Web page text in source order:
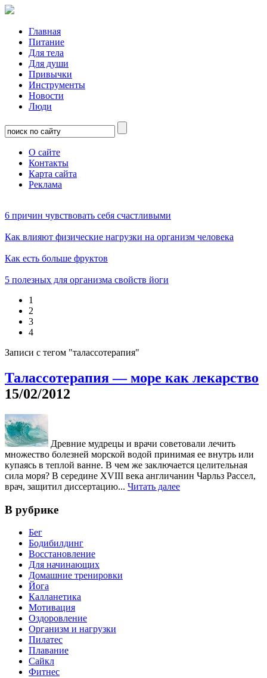
Главная
Питание
Для тела
Для души
Привычки
Инструменты
Новости
Люди
О сайте
Контакты
Карта сайта
Реклама
6 причин чувствовать себя счастливыми
Как влияют физические нагрузки на организм человека
Как есть больше фруктов
5 полезных для организма свойств йоги
1
2
3
4
Записи с тегом "талассотерапия"
Талассотерапия — море как лекарство
15/02/2012
Древние мудрецы и врачи советовали лечить
множество болезней морской водой принимая ее внутрь или
купаясь в теплой ванне. В чем же заключается целительная
сила моря? В середине XVIII века англичанин Чарльз Рассел,
врач, защитил диссертацию... Читать далее
В рубрике
Бег
Бодибилдинг
Восстановление
Для начинающих
Домашние тренировки
Йога
Калланетика
Мотивация
Оздоровление
Организм и нагрузки
Пилатес
Плавание
Сайкл
Фитнес